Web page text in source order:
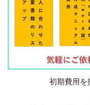
初期費用を